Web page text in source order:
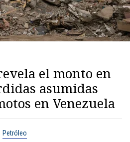
el monto en
asumidas
en Venezuela
Petróleo